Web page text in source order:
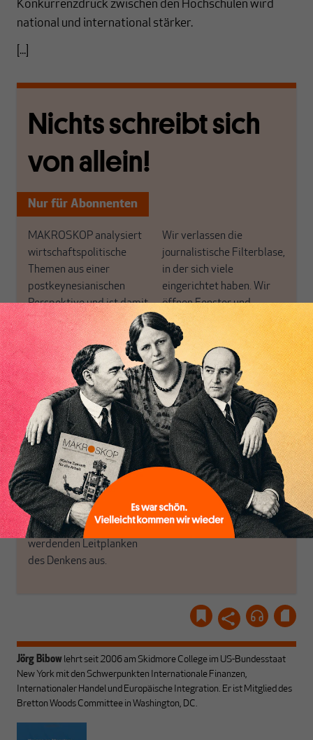
Konkurrenzdruck zwischen den Hochschulen wird
national und international stärker.
[...]
Nichts schreibt sich
von allein!
Nur für Abonnenten
MAKROSKOP analysiert
wirtschaftspolitische
Themen aus einer
postkeynesianischen
Perspektive und ist damit
in Deutschland einzigartig.
MAKROSKOP steht für
das große Ganze. Wir
haben einen Blick auf
Geld, Wirtschaft und
Politik, den Sie so
woanders nicht finden.
Dabei leben wir von
unseren Autoren, ihren
Recherchen, ihrem Wissen
und ihrem Enthusiasmus.
Gemeinsam scheren wir
aus den schmaler
werdenden Leitplanken
des Denkens aus.
Wir verlassen die
journalistische Filterblase,
in der sich viele
eingerichtet haben. Wir
öffnen Fenster und
bringen frische Luft in die
engen und verstaubten
Debattenräume.
Brauchen Sie auch frische
Luft? Dann folgen Sie
einfach dem Button.
ABONNIEREN SIE
MAKROSKOP
Schon Abonnent? Dann
Jörg Bibow lehrt seit 2006 am Skidmore College im US-Bundesstaat
New York mit den Schwerpunkten Internationale Finanzen,
Internationaler Handel und Europäische Integration. Er ist Mitglied des
Bretton Woods Committee in Washington, DC.